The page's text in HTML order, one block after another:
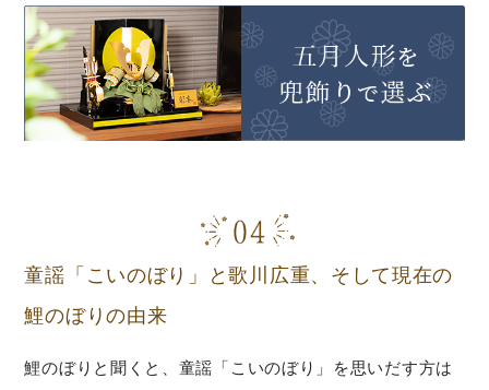
童謡「こいのぼり」と歌川広重、そして現在の
鯉のぼりの由来
鯉のぼりと聞くと、童謡「こいのぼり」を思いだす方は